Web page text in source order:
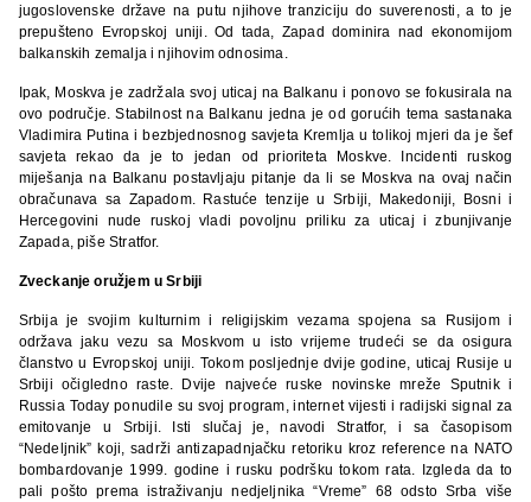
jugoslovenske države na putu njihove tranziciju do suverenosti, a to je
prepušteno Evropskoj uniji. Od tada, Zapad dominira nad ekonomijom
balkanskih zemalja i njihovim odnosima.
Ipak, Moskva je zadržala svoj uticaj na Balkanu i ponovo se fokusirala na
ovo područje. Stabilnost na Balkanu jedna je od gorućih tema sastanaka
Vladimira Putina i bezbjednosnog savjeta Kremlja u tolikoj mjeri da je šef
savjeta rekao da je to jedan od prioriteta Moskve. Incidenti ruskog
miješanja na Balkanu postavljaju pitanje da li se Moskva na ovaj način
obračunava sa Zapadom. Rastuće tenzije u Srbiji, Makedoniji, Bosni i
Hercegovini nude ruskoj vladi povoljnu priliku za uticaj i zbunjivanje
Zapada, piše Stratfor.
Zveckanje oružjem u Srbiji
Srbija je svojim kulturnim i religijskim vezama spojena sa Rusijom i
održava jaku vezu sa Moskvom u isto vrijeme trudeći se da osigura
članstvo u Evropskoj uniji. Tokom posljednje dvije godine, uticaj Rusije u
Srbiji očigledno raste. Dvije najveće ruske novinske mreže Sputnik i
Russia Today ponudile su svoj program, internet vijesti i radijski signal za
emitovanje u Srbiji. Isti slučaj je, navodi Stratfor, i sa časopisom
“Nedeljnik” koji, sadrži antizapadnjačku retoriku kroz reference na NATO
bombardovanje 1999. godine i rusku podršku tokom rata. Izgleda da to
pali pošto prema istraživanju nedjeljnika “Vreme” 68 odsto Srba više